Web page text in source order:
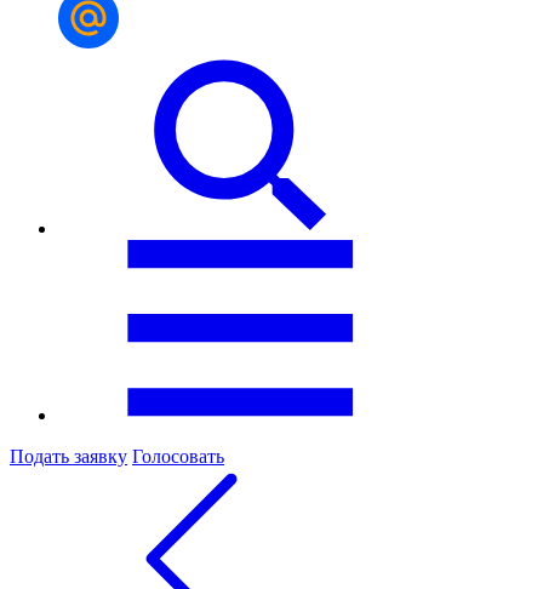
Подать заявку Голосовать